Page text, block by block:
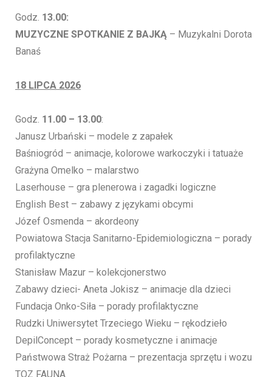
Godz. 13.00:
MUZYCZNE SPOTKANIE Z BAJKĄ – Muzykalni Dorota
Banaś
18 LIPCA 2026
Godz. 11.00 – 13.00:
Janusz Urbański – modele z zapałek
Baśniogród – animacje, kolorowe warkoczyki i tatuaże
Grażyna Omelko – malarstwo
Laserhouse – gra plenerowa i zagadki logiczne
English Best – zabawy z językami obcymi
Józef Osmenda – akordeony
Powiatowa Stacja Sanitarno-Epidemiologiczna – porady
profilaktyczne
Stanisław Mazur – kolekcjonerstwo
Zabawy dzieci- Aneta Jokisz – animacje dla dzieci
Fundacja Onko-Siła – porady profilaktyczne
Rudzki Uniwersytet Trzeciego Wieku – rękodzieło
DepilConcept – porady kosmetyczne i animacje
Państwowa Straż Pożarna – prezentacja sprzętu i wozu
TOZ FAUNA